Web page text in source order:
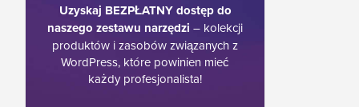
Uzyskaj BEZPŁATNY dostęp do
naszego zestawu narzędzi – kolekcji
produktów i zasobów związanych z
WordPress, które powinien mieć
każdy profesjonalista!